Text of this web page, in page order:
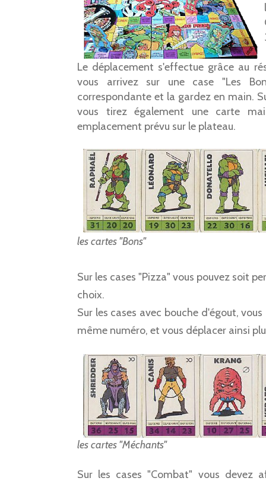
Le déplacement s'effectue grâce au
vous arrivez sur une case "Les
correspondante et la gardez en main.
vous tirez également une carte
emplacement prévu sur le plateau.
les cartes "Bons"
Sur les cases "Pizza" vous pouvez soit
choix.
Sur les cases avec bouche d'égout,
même numéro, et vous déplacer ainsi
les cartes "Méchants"
Sur les cases "Combat" vous devez